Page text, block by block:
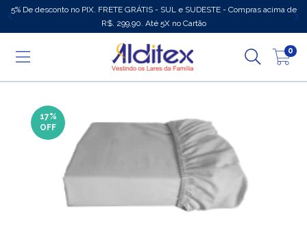
5% De desconto no PIX. FRETE GRÁTIS - SUL e SUDESTE - Compras acima de
R$. 299,90. Até 5X no Cartão
0
17%
OFF